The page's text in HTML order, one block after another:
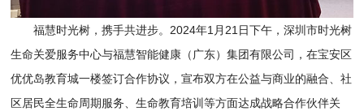
福慧时光树，携手共进步。2024年1月21日下午，深圳市时光树
生命关爱服务中心与福慧智能健康（广东）集团有限公司，在宝安区
优优岛教育城一楼签订合作协议，宣布双方在公益与商业的融合、社
区居民全生命周期服务、生命教育培训等方面达成战略合作伙伴关